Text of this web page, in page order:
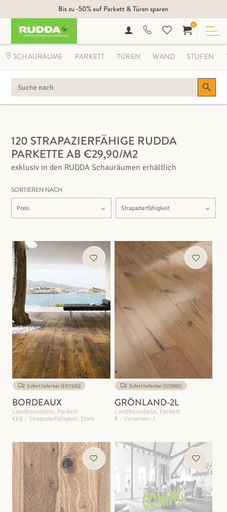
Bis zu -50% auf Parkett & Türen sparen
SEARCH
FOR:
Search Button
0
SCHAURÄUME PARKETT TÜREN WAND STUFEN
FILTEROPTIONEN
120 STRAPAZIERFÄHIGE RUDDA
PARKETTE AB €29,90/M2
exklusiv in den RUDDA Schauräumen erhältlich
SORTIEREN NACH
Sofort lieferbar (ER710G)
BORDEAUX
Landhausdiele, Parkett
€€€ Strapazierfähigkeit: Stark
Sofort lieferbar (IU390S)
GRÖNLAND-2L
Landhausdiele, Parkett
€ Varianten: 1